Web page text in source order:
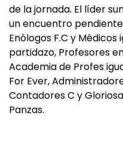
de la jornada. El líder
un encuentro
Enólogos F.C y
partidazo, Profesores
Academia de Profes
For Ever,
Contadores C y
Panzas.